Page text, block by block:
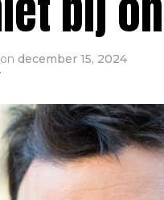
on december 15, 2024